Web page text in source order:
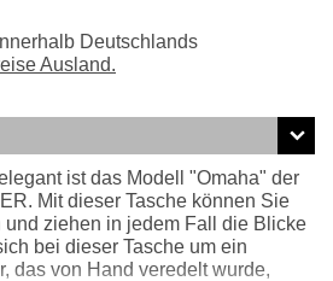
Deutschlands
Ausland.
ist das Modell "Omaha" der
Mit dieser Tasche können Sie
und ziehen in jedem Fall die Blicke
bei dieser Tasche um ein
das von Hand veredelt wurde,